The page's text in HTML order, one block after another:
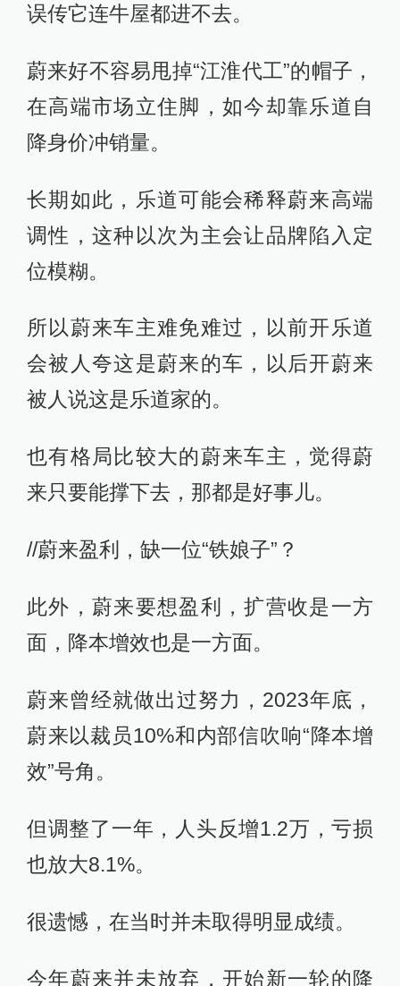
误传它连牛屋都进不去。
蔚来好不容易甩掉“江淮代工”的帽子，
在高端市场立住脚，如今却靠乐道自
降身价冲销量。
长期如此，乐道可能会稀释蔚来高端
调性，这种以次为主会让品牌陷入定
位模糊。
所以蔚来车主难免难过，以前开乐道
会被人夸这是蔚来的车，以后开蔚来
被人说这是乐道家的。
也有格局比较大的蔚来车主，觉得蔚
来只要能撑下去，那都是好事儿。
//蔚来盈利，缺一位“铁娘子”？
此外，蔚来要想盈利，扩营收是一方
面，降本增效也是一方面。
蔚来曾经就做出过努力，2023年底，
蔚来以裁员10%和内部信吹响“降本增
效”号角。
但调整了一年，人头反增1.2万，亏损
也放大8.1%。
很遗憾，在当时并未取得明显成绩。
今年蔚来并未放弃，开始新一轮的降